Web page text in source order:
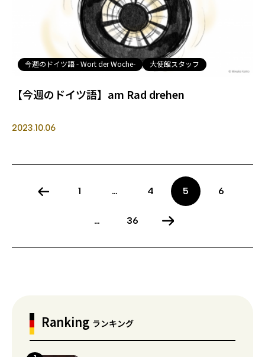
今週のドイツ語 - Wort der Woche- 大使館スタッフ
【今週のドイツ語】am Rad drehen
2023.10.06
1 … 4 5 6
… 36
Ranking ランキング